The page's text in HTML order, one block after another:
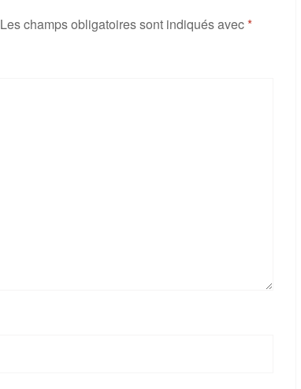
Les champs obligatoires sont indiqués avec*